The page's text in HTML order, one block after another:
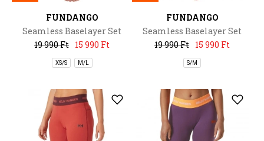
FUNDANGO
Seamless Baselayer Set
19 990 Ft 15 990 Ft
XS/S M/L
FUNDANGO
Seamless Baselayer Set
19 990 Ft 15 990 Ft
S/M